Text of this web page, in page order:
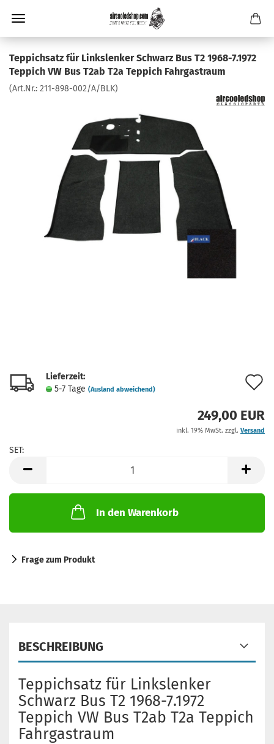
Teppichsatz für Linkslenker Schwarz Bus T2 1968-7.1972
Teppich VW Bus T2ab T2a Teppich Fahrgastraum
(Art.Nr.: 211-898-002/A/BLK)
Lieferzeit:
5-7 Tage (Ausland abweichend)
249,00 EUR
inkl. 19% MwSt. zzgl. Versand
SET:
In den Warenkorb
Frage zum Produkt
BESCHREIBUNG
Teppichsatz für Linkslenker
Schwarz Bus T2 1968-7.1972
Teppich VW Bus T2ab T2a Teppich
Fahrgastraum